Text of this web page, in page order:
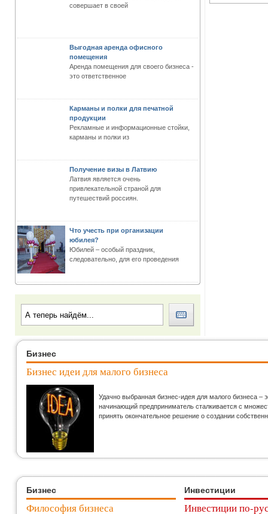
совершает в своей
Выгодная аренда офисного
помещения
Аренда помещения для своего бизнеса -
это ответственное
Карманы и полки для печатной
продукции
Рекламные и информационные стойки,
карманы и полки из
Получение визы в Латвию
Латвия является очень
привлекательной страной для
путешествий россиян.
Что учесть при организации
юбилея?
Юбилей – особый праздник,
следовательно, для его проведения
Бизнес
Бизнес идеи для малого бизнеса
Удачно выбранная бизнес-идея для малого бизнеса
начинающий предприниматель сталкивается с
принять окончательное решение о создании
Бизнес
Философия бизнеса
Инвестиции
Инвестиции по-